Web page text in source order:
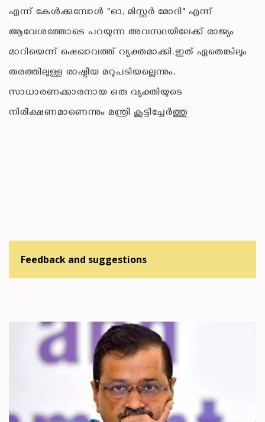
എന്ന് കേൾക്കുമ്പോൾ "ഓ, മിസ്റ്റർ മോദി" എന്ന്
ആവേശത്തോടെ പറയുന്ന അവസ്ഥയിലേക്ക് രാജ്യം
മാറിയെന്ന് ഷെഖാവത്ത് വ്യക്തമാക്കി.ഇത് ഏതെങ്കിലും
തരത്തിലുള്ള രാഷ്ട്രീയ മറുപടിയല്ലെന്നും,
സാധാരണക്കാരനായ ഒരു വ്യക്തിയുടെ
നിരീക്ഷണമാണെന്നും മന്ത്രി കൂട്ടിച്ചേർത്തു
Feedback and suggestions